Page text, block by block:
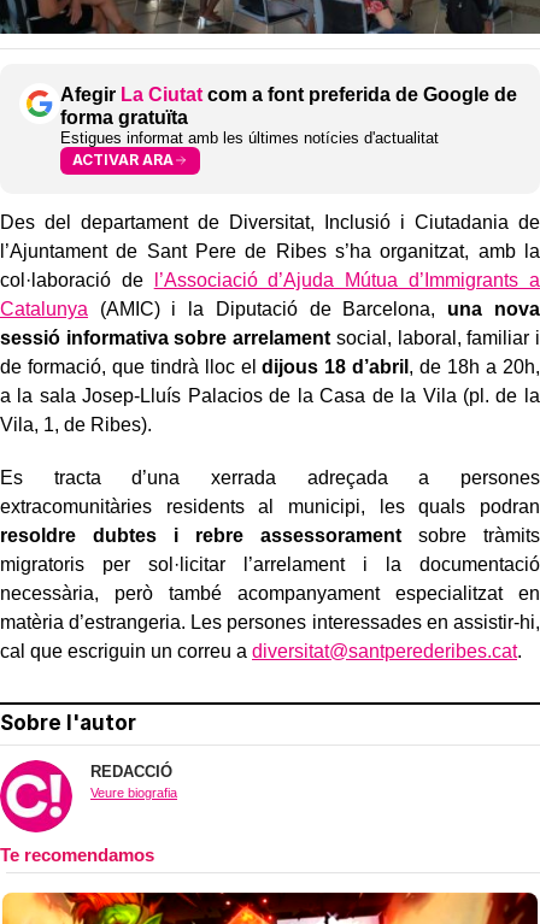
Afegir La Ciutat com a font preferida de Google de
forma gratuïta
Estigues informat amb les últimes notícies d'actualitat
ACTIVAR ARA
Des del departament de Diversitat, Inclusió i Ciutadania de
l’Ajuntament de Sant Pere de Ribes s’ha organitzat, amb la
col·laboració de
l’Associació d’Ajuda Mútua d’Immigrants a
Catalunya (AMIC) i la Diputació de Barcelona, una nova
sessió informativa sobre arrelament social, laboral, familiar i
de formació, que tindrà lloc eldijous 18 d’abril , de 18h a 20h,
a la sala Josep-Lluís Palacios de la Casa de la Vila (pl. de la
Vila, 1, de Ribes).
Es tracta d’una xerrada adreçada a persones
extracomunitàries residents al municipi, les quals podran
resoldre dubtes i rebre assessorament sobre tràmits
migratoris per sol·licitar l’arrelament i la documentació
necessària, però també acompanyament especialitzat en
matèria d’estrangeria. Les persones interessades en assistir-hi,
cal que escriguin un correu a diversitat@santperederibes.cat.
Sobre l'autor
REDACCIÓ
Veure biografia